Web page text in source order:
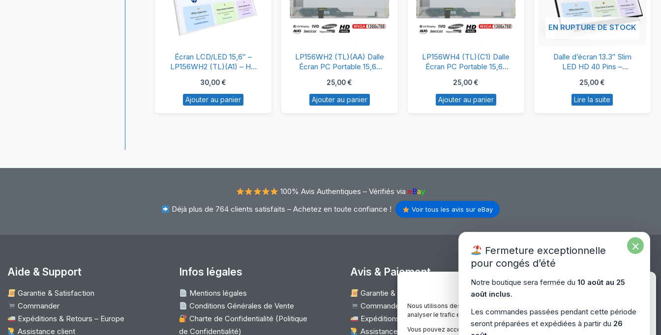
Gérer le consentement
Nous utilisons des cookies pour améliorer votre expérience sur notre site,
analyser le trafic et proposer des contenus personnalisés.
Vous pouvez accepter, refuser ou gérer vos préférences à tout moment.
Écran
LCD/LED
15,6″
LP156WH2
1366×768
Pins
Qualité
Compatibilité
Écran LCD/LED 15,6″ –
LP156WH2 (TL)(A1) – HD
droite – Haute Qualité &
Compatibilité
30,00 €
Ajouter au panier
LP156WH2
(TL)
(AA)
Écran
LCD
40
Pins
LP156WH2 (TL)(AA) Dalle
Écran PC Portable 15,6″
25,00 €
Ajouter au panier
LP156WH4
(TL)
(C1)
Écran
LCD
LP156WH4 (TL)(C1) Dalle
Écran PC Portable 15,6″
25,00 €
Ajouter au panier
Dalle
d’écran
13.3″
LED
B133XTN01.5
EN RUPTURE DE STOCK
Dalle d’écran 13.3″ Slim
LED HD 40 Pins –
PC Portable
25,00 €
Lire la suite
100% Avis Authentiques – Vérifiés via eBay
Déjà plus de 764 clients satisfaits – Achetez en toute confiance !
Voir tous les avis sur eBay
Aide & Support
Garantie & Satisfaction
Commander
Expéditions & Retours – Europe
Assistance client
Infos légales
Mentions légales
Conditions Générales de Vente
Charte de Confidentialité (Politique
de Confidentialité)
Avis & Paiement
Garantie & Satisfaction
Commander
Expéditions & Retours – Europe
Assistance client
Livraison rapide dans toute l’Europe via
“ Mondial Relay&Colissimo
×
Fermeture exceptionnelle
pour congés d’été
Notre boutique sera fermée du 10 août au 25
août inclus.
Les commandes passées pendant cette période
seront préparées et expédiées à partir du 26